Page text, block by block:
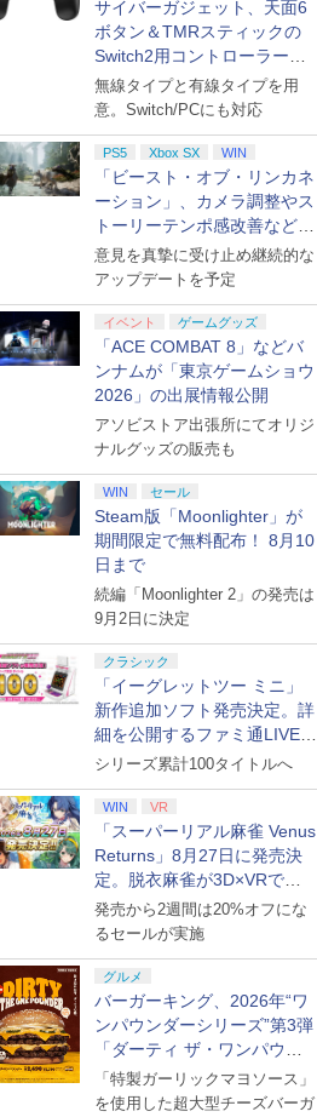
サイバーガジェット、天面6
ボタン＆TMRスティックの
Switch2用コントローラーを9
月下旬発売！
無線タイプと有線タイプを用
意。Switch/PCにも対応
PS5 Xbox SX WIN
「ビースト・オブ・リンカネ
ーション」、カメラ調整やス
トーリーテンポ感改善などの
アプデを1週間以内に実施
意見を真摯に受け止め継続的な
アップデートを予定
イベント ゲームグッズ
「ACE COMBAT 8」などバ
ンナムが「東京ゲームショウ
2026」の出展情報公開
アソビストア出張所にてオリジ
ナルグッズの販売も
WIN セール
Steam版「Moonlighter」が
期間限定で無料配布！ 8月10
日まで
続編「Moonlighter 2」の発売は
9月2日に決定
クラシック
「イーグレットツー ミニ」
新作追加ソフト発売決定。詳
細を公開するファミ通LIVEが
8月27日20時から配信
シリーズ累計100タイトルへ
WIN VR
「スーパーリアル麻雀 Venus
Returns」8月27日に発売決
定。脱衣麻雀が3D×VRで復
活
発売から2週間は20%オフにな
るセールが実施
グルメ
バーガーキング、2026年“ワ
ンパウンダーシリーズ”第3弾
「ダーティ ザ・ワンパウン
ダー」を8月7日発売
「特製ガーリックマヨソース」
を使用した超大型チーズバーガ